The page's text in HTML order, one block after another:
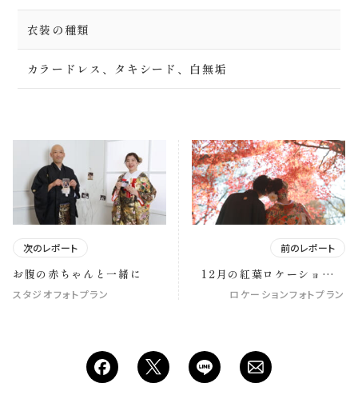
衣装の種類
カラードレス、タキシード、白無垢
次のレポート
お腹の赤ちゃんと一緒に
スタジオフォトプラン
前のレポート
12月の紅葉ロケーション撮
影
ロケーションフォトプラン